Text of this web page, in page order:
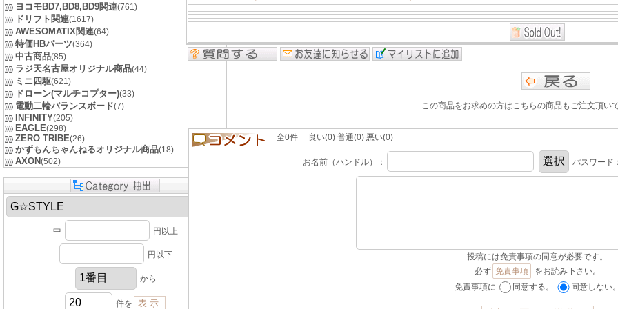
ヨコモBD7,BD8,BD9関連(761)
ドリフト関連(1617)
AWESOMATIX関連(64)
特価HBパーツ(364)
中古商品(85)
ラジ天名古屋オリジナル商品(44)
ミニ四駆(621)
ドローン(マルチコプター)(33)
電動二輪バランスボード(7)
INFINITY(205)
EAGLE(298)
ZERO TRIBE(26)
かずもんちゃんねるオリジナル商品(18)
AXON(502)
中 円以上
円以下
から
件を
この商品をお求めの方はこちらの商品もご注文頂い
全0件 良い(0) 普通(0) 悪い(0)
お名前（ハンドル）： パスワード：
投稿には免責事項の同意が必要です。
必ず 免責事項
をお読み下さい。
免責事項に
同意する。 同意しない。